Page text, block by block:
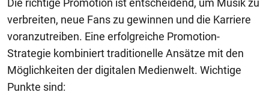
Die richtige Promotion ist entscheidend, um Musik zu
verbreiten, neue Fans zu gewinnen und die Karriere
voranzutreiben. Eine erfolgreiche Promotion-
Strategie kombiniert traditionelle Ansätze mit den
Möglichkeiten der digitalen Medienwelt. Wichtige
Punkte sind: